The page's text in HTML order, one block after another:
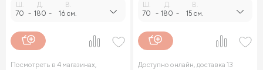
70 -
Д.
180 -
В.
16 см.
Посмотреть в 4 магазинах,
70 -
Д.
180 -
В.
15 см.
Доступно онлайн, доставка 13